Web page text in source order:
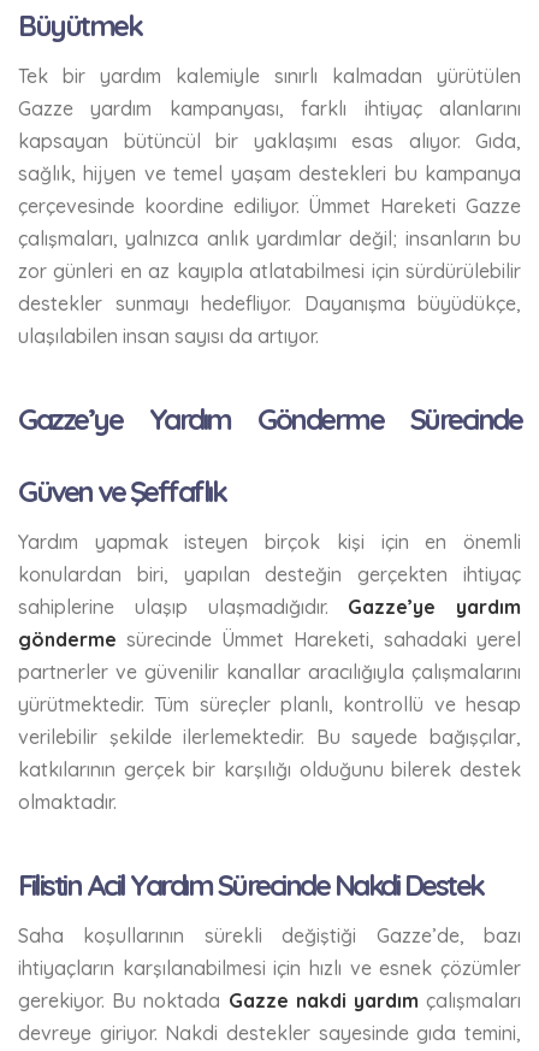
Büyütmek
Tek bir yardım kalemiyle sınırlı kalmadan yürütülen
Gazze yardım kampanyası, farklı ihtiyaç alanlarını
kapsayan bütüncül bir yaklaşımı esas alıyor. Gıda,
sağlık, hijyen ve temel yaşam destekleri bu kampanya
çerçevesinde koordine ediliyor. Ümmet Hareketi Gazze
çalışmaları, yalnızca anlık yardımlar değil; insanların bu
zor günleri en az kayıpla atlatabilmesi için sürdürülebilir
destekler sunmayı hedefliyor. Dayanışma büyüdükçe,
ulaşılabilen insan sayısı da artıyor.
Gazze’ye Yardım Gönderme Sürecinde
Güven ve Şeffaflık
Yardım yapmak isteyen birçok kişi için en önemli
konulardan biri, yapılan desteğin gerçekten ihtiyaç
sahiplerine ulaşıp ulaşmadığıdır. Gazze’ye yardım
gönderme sürecinde Ümmet Hareketi, sahadaki yerel
partnerler ve güvenilir kanallar aracılığıyla çalışmalarını
yürütmektedir. Tüm süreçler planlı, kontrollü ve hesap
verilebilir şekilde ilerlemektedir. Bu sayede bağışçılar,
katkılarının gerçek bir karşılığı olduğunu bilerek destek
olmaktadır.
Filistin Acil Yardım Sürecinde Nakdi Destek
Saha koşullarının sürekli değiştiği Gazze’de, bazı
ihtiyaçların karşılanabilmesi için hızlı ve esnek çözümler
gerekiyor. Bu noktada Gazze nakdi yardım çalışmaları
devreye giriyor. Nakdi destekler sayesinde gıda temini,